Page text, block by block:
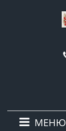
МЕНЮ